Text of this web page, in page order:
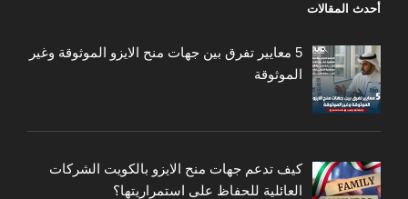
أحدث المقالات
5 معايير تفرق بين جهات منح الايزو الموثوقة وغير
الموثوقة
كيف تدعم جهات منح الايزو بالكويت الشركات
العائلية للحفاظ على استمراريتها؟